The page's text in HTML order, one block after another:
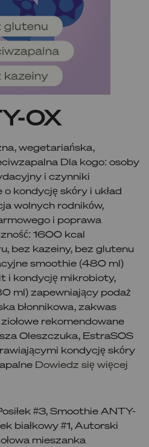
OX
wegetariańska,
Dla kogo: osoby
i czynniki
kondycję skóry i układ
wolnych rodników,
i poprawa
1600 kcal
bez kazeiny, bez glutenu
smoothie (480 ml)
i kondycję mikrobioty,
ml) zapewniający podaż
błonnikowa, zakwas
rekomendowane
Oleszczuka, EstraSOS
kondycję skóry
Dowiedz się więcej
#3,Smoothie ANTY-
białkowy #1,Autorski
mieszanka